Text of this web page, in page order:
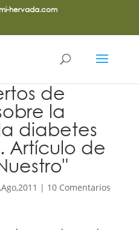
hervada.com
de
la
diabetes
Artículo de
| 10 Comentarios